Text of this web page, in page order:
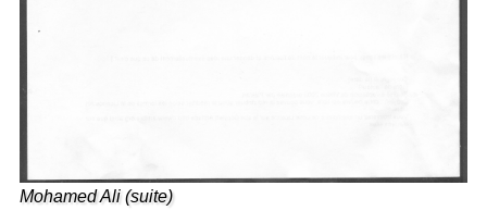
Mohamed Ali (suite)